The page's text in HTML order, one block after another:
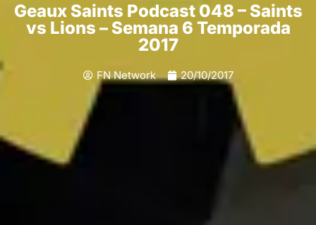
Geaux Saints Podcast 048 – Saints
vs Lions – Semana 6 Temporada
2017
FN Network 20/10/2017